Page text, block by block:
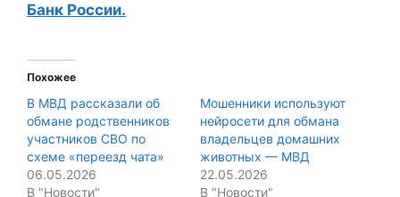
Банк России.
Похожее
В МВД рассказали об
обмане родственников
участников СВО по
схеме «переезд чата»
06.05.2026
В "Новости"
Мошенники используют
нейросети для обмана
владельцев домашних
животных — МВД
22.05.2026
В "Новости"